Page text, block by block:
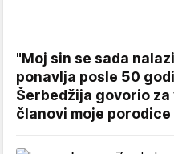
"Moj sin se sada
ponavlja posle 50
Šerbedžija govorio za
članovi moje porodice